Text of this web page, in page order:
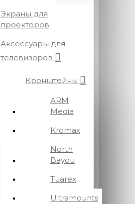
Экраны для
проекторов
Аксессуары для
телевизоров
Кронштейны
ARM
Media
Kromax
North
Bayou
Tuarex
Ultramounts